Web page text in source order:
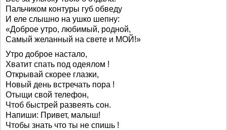
Пальчиком контуры губ обведу
И еле слышно на ушко шепну:
«Доброе утро, любимый, родной,
Самый желанный на свете и МОЙ!»
Утро доброе настало,
Хватит спать под одеялом !
Открывай скорее глазки,
Новый день встречать пора !
Отыщи свой телефон,
Чтоб быстрей развеять сон.
Напиши: Привет, малыш!
Чтобы знать что ты не спишь !